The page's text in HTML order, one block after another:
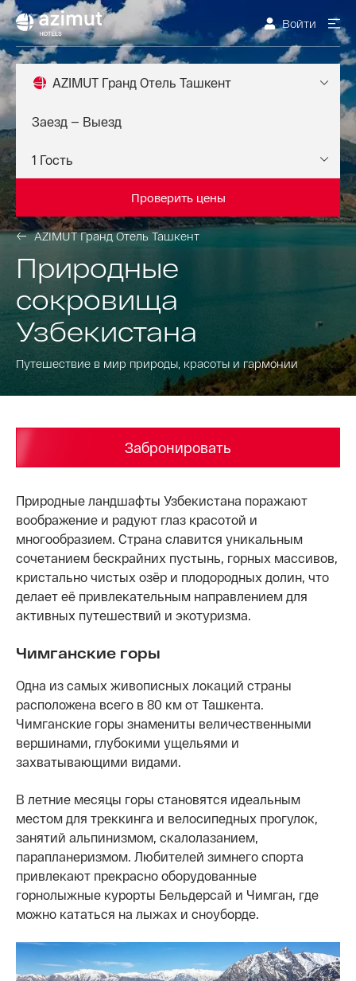
Войти
AZIMUT Гранд Отель Ташкент
Проверить цены
AZIMUT Гранд Отель Ташкент
Природные
сокровища
Узбекистана
Путешествие в мир природы, красоты и гармонии
Забронировать
Природные ландшафты Узбекистана поражают
воображение и радуют глаз красотой и
многообразием. Страна славится уникальным
сочетанием бескрайних пустынь, горных массивов,
кристально чистых озёр и плодородных долин, что
делает её привлекательным направлением для
активных путешествий и экотуризма.
Чимганские горы
Одна из самых живописных локаций страны
расположена всего в 80 км от Ташкента.
Чимганские горы знамениты величественными
вершинами, глубокими ущельями и
захватывающими видами.
В летние месяцы горы становятся идеальным
местом для треккинга и велосипедных прогулок,
занятий альпинизмом, скалолазанием,
парапланеризмом. Любителей зимнего спорта
привлекают прекрасно оборудованные
горнолыжные курорты Бельдерсай и Чимган, где
можно кататься на лыжах и сноуборде.